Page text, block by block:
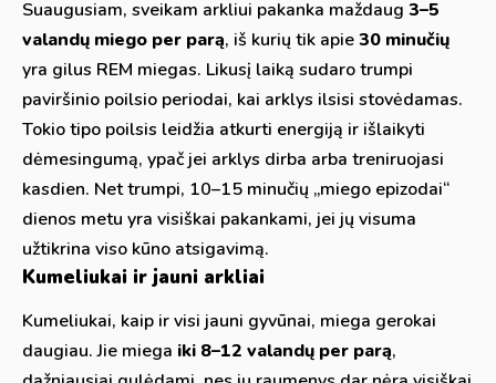
Suaugusiam, sveikam arkliui pakanka maždaug 3–5
valandų miego per parą, iš kurių tik apie30 minučių
yra gilus REM miegas. Likusį laiką sudaro trumpi
paviršinio poilsio periodai, kai arklys ilsisi stovėdamas.
Tokio tipo poilsis leidžia atkurti energiją ir išlaikyti
dėmesingumą, ypač jei arklys dirba arba treniruojasi
kasdien. Net trumpi, 10–15 minučių „miego epizodai“
dienos metu yra visiškai pakankami, jei jų visuma
užtikrina viso kūno atsigavimą.
Kumeliukai ir jauni arkliai
Kumeliukai, kaip ir visi jauni gyvūnai, miega gerokai
daugiau. Jie miega iki 8–12 valandų per parą,